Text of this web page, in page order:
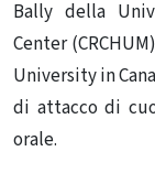
Bally della
Center
University in
di attacco di
orale.